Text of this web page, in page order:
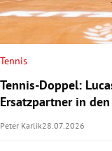
Tennis
Tennis-Doppel:
Ersatzpartner in den
Peter Karlik28.07.2026